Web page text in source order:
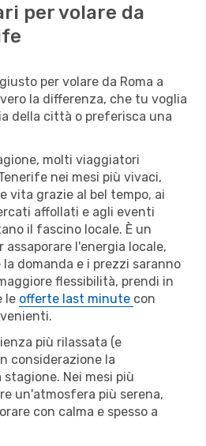
per volare da
per volare da Roma a
la differenza, che tu voglia
della città o preferisca una
molti viaggiatori
nei mesi più vivaci,
vita grazie al bel tempo, ai
affollati e agli eventi
il fascino locale. È un
l'energia locale,
domanda e i prezzi saranno
flessibilità, prendi in
le offerte last minute con
più rilassata (e
considerazione la
Nei mesi più
un'atmosfera più serena,
con calma e spesso a